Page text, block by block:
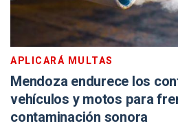
APLICARÁ MULTAS
Mendoza endurece los
vehículos y motos para
contaminación sonora